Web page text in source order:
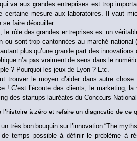
va aux grandes entreprises est trop
certaine mesure aux laboratoires. Il vaut
se faire dépouiller.
le rôle des grandes entreprises est un
ou sont trop cantonnées au marché
plus qu’une grande part des
n’a pas vraiment de sens dans le
? Pourquoi les jeux de Lyon ? Etc.
trouver le moyen d’aider dans autre
! C’est l’écoute des clients, le marketing,
des startups lauréates du Concours
l’histoire à zéro et refaire un diagnostic de
très bon bouquin sur l’innovation “The
temps possible à définir le problème à